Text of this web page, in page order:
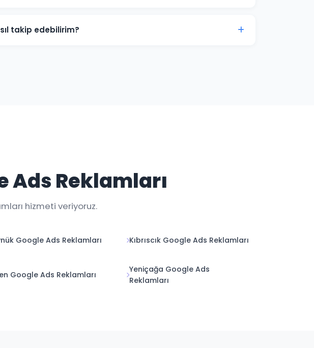
takip edebilirim?
Ads Reklamları
hizmeti veriyoruz.
Google Ads Reklamları Kıbrıscık Google Ads Reklamları
Google Ads Reklamları
Yeniçağa Google Ads
Reklamları